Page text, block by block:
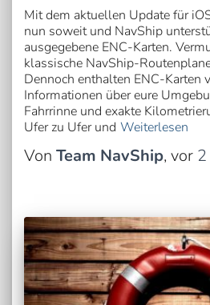
Mit dem aktuellen Update für
nun soweit und NavShip
ausgegebene ENC-Karten.
klassische NavShip-
Dennoch enthalten ENC-Karten
Informationen über eure
Fahrrinne und exakte
Ufer zu Ufer und Weiterlesen
Von Team NavShip, vor